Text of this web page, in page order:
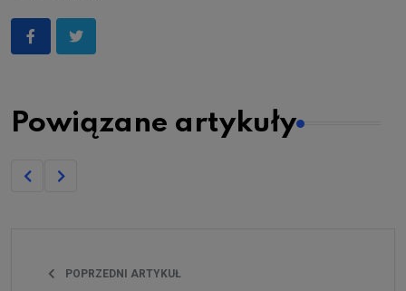
Powiązane artykuły
POPRZEDNI ARTYKUŁ